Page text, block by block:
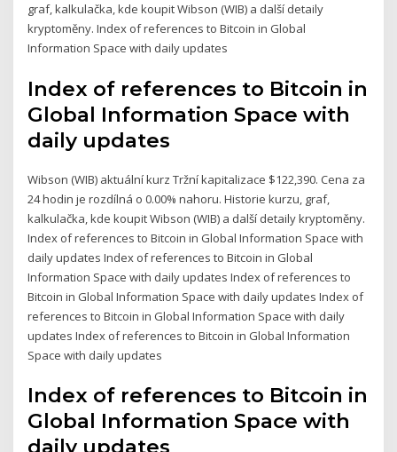
graf, kalkulačka, kde koupit Wibson (WIB) a další detaily
kryptoměny. Index of references to Bitcoin in Global
Information Space with daily updates
Index of references to Bitcoin in
Global Information Space with
daily updates
Wibson (WIB) aktuální kurz Tržní kapitalizace $122,390. Cena za
24 hodin je rozdílná o 0.00% nahoru. Historie kurzu, graf,
kalkulačka, kde koupit Wibson (WIB) a další detaily kryptoměny.
Index of references to Bitcoin in Global Information Space with
daily updates Index of references to Bitcoin in Global
Information Space with daily updates Index of references to
Bitcoin in Global Information Space with daily updates Index of
references to Bitcoin in Global Information Space with daily
updates Index of references to Bitcoin in Global Information
Space with daily updates
Index of references to Bitcoin in
Global Information Space with
daily updates